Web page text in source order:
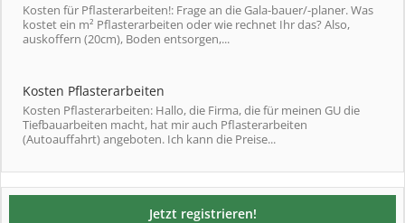
Kosten für Pflasterarbeiten!: Frage an die Gala-bauer/-planer. Was
kostet ein m² Pflasterarbeiten oder wie rechnet Ihr das? Also,
auskoffern (20cm), Boden entsorgen,...
Kosten Pflasterarbeiten
Kosten Pflasterarbeiten: Hallo, die Firma, die für meinen GU die
Tiefbauarbeiten macht, hat mir auch Pflasterarbeiten
(Autoauffahrt) angeboten. Ich kann die Preise...
Jetzt registrieren!